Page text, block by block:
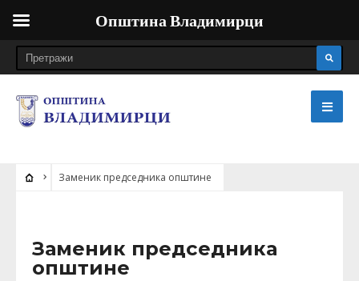
Заменик председника општине
Заменик председника
општине
Општина Владимирци